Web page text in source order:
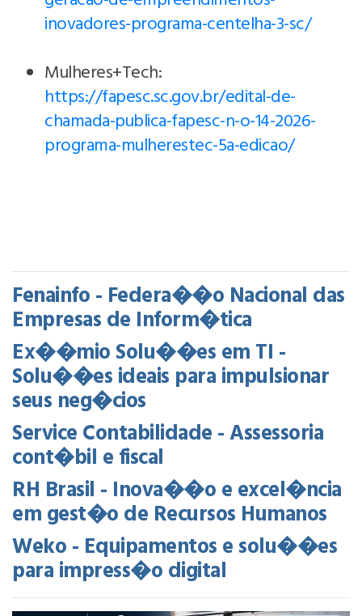
inovadores-programa-centelha-3-sc/
Mulheres+Tech:
https://fapesc.sc.gov.br/edital-de-
chamada-publica-fapesc-n-o-14-2026-
programa-mulherestec-5a-edicao/
Fenainfo - Federa��o Nacional das
Empresas de Inform�tica
Ex��mio Solu��es em TI -
Solu��es ideais para impulsionar
seus neg�cios
Service Contabilidade - Assessoria
cont�bil e fiscal
RH Brasil - Inova��o e excel�ncia
em gest�o de Recursos Humanos
Weko - Equipamentos e solu��es
para impress�o digital